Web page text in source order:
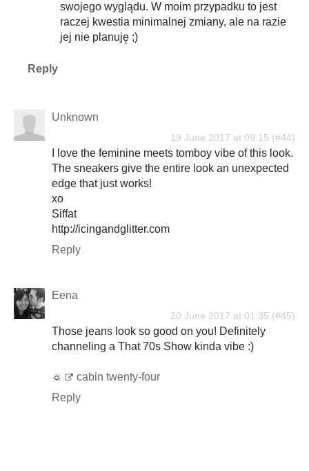
swojego wyglądu. W moim przypadku to jest
raczej kwestia minimalnej zmiany, ale na razie
jej nie planuję ;)
Reply
Unknown
19 June 2017 at 09:15
I love the feminine meets tomboy vibe of this look.
The sneakers give the entire look an unexpected
edge that just works!
xo
Siffat
http://icingandglitter.com
Reply
Eena
20 June 2017 at 01:35
Those jeans look so good on you! Definitely
channeling a That 70s Show kinda vibe :)
☼
cabin twenty-four
Reply